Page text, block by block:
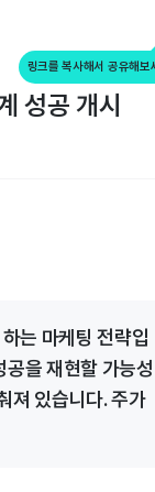
링크를 복사해서 공유해보
성공 개시
는 마케팅 전략입
을 재현할 가능성
져 있습니다. 주가